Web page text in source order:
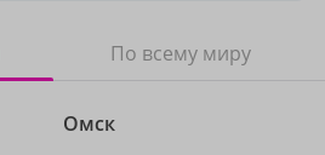
По всему миру
Омск